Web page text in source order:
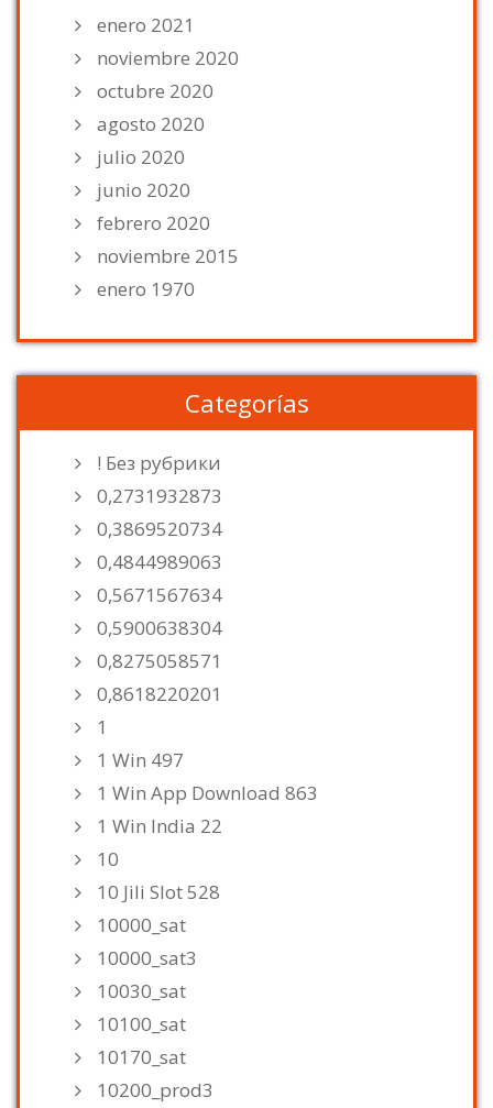
enero 2021
noviembre 2020
octubre 2020
agosto 2020
julio 2020
junio 2020
febrero 2020
noviembre 2015
enero 1970
Categorías
! Без рубрики
0,2731932873
0,3869520734
0,4844989063
0,5671567634
0,5900638304
0,8275058571
0,8618220201
1
1 Win 497
1 Win App Download 863
1 Win India 22
10
10 Jili Slot 528
10000_sat
10000_sat3
10030_sat
10100_sat
10170_sat
10200_prod3